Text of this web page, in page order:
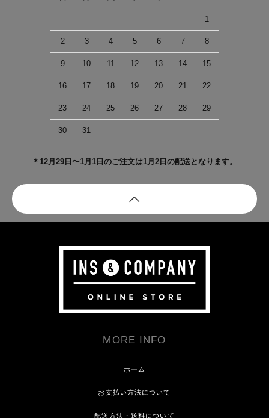
1
2 3 4 5 6 7 8
9 10 11 12 13 14 15
16 17 18 19 20 21 22
23 24 25 26 27 28 29
30 31
＊12月29日〜1月1日のご注文は1月2日の配送となります。
MORE INFO
ホーム
お支払い方法について
配送方法・送料について